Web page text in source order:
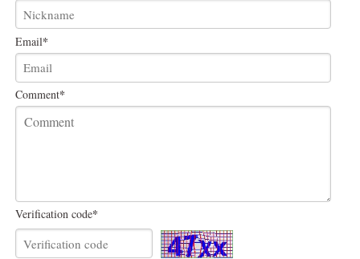
Email*
Comment*
Verification code*